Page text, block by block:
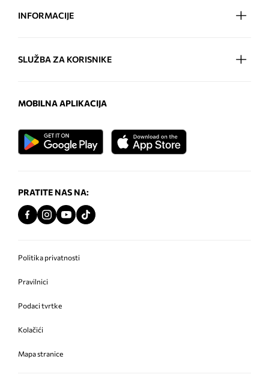
INFORMACIJE
SLUŽBA ZA KORISNIKE
MOBILNA APLIKACIJA
PRATITE NAS NA:
Politika privatnosti
Pravilnici
Podaci tvrtke
Kolačići
Mapa stranice